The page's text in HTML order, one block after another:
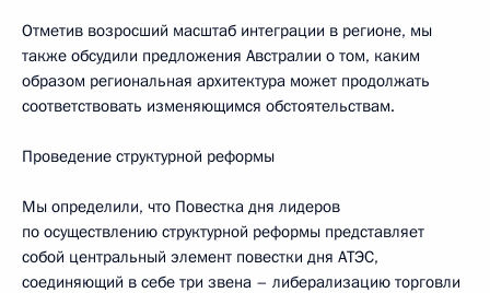
Отметив возросший масштаб интеграции в регионе, мы
также обсудили предложения Австралии о том, каким
образом региональная архитектура может продолжать
соответствовать изменяющимся обстоятельствам.
Проведение структурной реформы
Мы определили, что Повестка дня лидеров
по осуществлению структурной реформы представляет
собой центральный элемент повестки дня АТЭС,
соединяющий в себе три звена – либерализацию торговли